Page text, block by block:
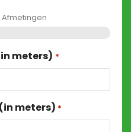
meters) *
meters) *